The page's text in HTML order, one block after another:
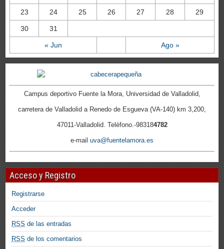
« Jun Ago »
23 24 25 26 27 28 29
30 31
Campus deportivo Fuente la Mora, Universidad de Valladolid,
carretera de Valladolid a Renedo de Esgueva (VA-140) km 3,200,
47011-Valladolid. Teléfono.-983184782
e-mail uva@fuentelamora.es
Acceso y Registro
Registrarse
Acceder
RSS de las entradas
RSS de los comentarios